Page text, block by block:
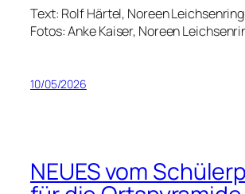
Text: Rolf Härtel, Noreen Leichsenring
Fotos: Anke Kaiser, Noreen
10/05/2026
NEUES vom